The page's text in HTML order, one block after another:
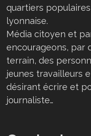
quartiers
lyonnaise.
Média citoyen et
encourageons, par
terrain, des
jeunes travailleurs
désirant écrire et
journaliste…